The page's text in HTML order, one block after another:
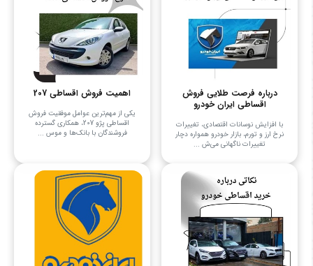
درباره فرصت طلایی فروش
اقساطی ایران خودرو
با افزایش نوسانات اقتصادی، تغییرات
نرخ ارز و تورم، بازار خودرو همواره دچار
تغییرات ناگهانی می‌ش ...
اهمیت فروش اقساطی 207
یکی از مهم‌ترین عوامل موفقیت فروش
اقساطی پژو 207، همکاری گسترده
فروشندگان با بانک‌ها و موس ...